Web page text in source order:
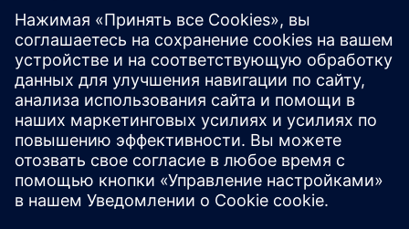
сертификации
1PH3 Pro имеет несколько международных
сертификатов: CE/EAC/UKCA/UL, чтобы
соответствовать нормативным требованиям,
повышать конкурентоспособность на рынке и
расширять глобальный бизнес.